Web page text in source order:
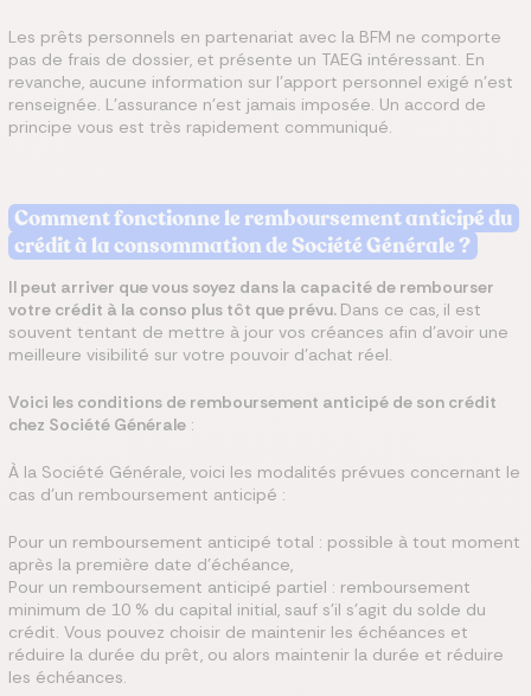
Les prêts personnels en partenariat avec la BFM ne comporte
pas de frais de dossier, et présente un TAEG intéressant. En
revanche, aucune information sur l’apport personnel exigé n’est
renseignée. L’assurance n’est jamais imposée. Un accord de
principe vous est très rapidement communiqué.
Comment fonctionne le remboursement anticipé du
crédit à la consommation de Société Générale ?
Il peut arriver que vous soyez dans la capacité de rembourser
votre crédit à la conso plus tôt que prévu. Dans ce cas, il est
souvent tentant de mettre à jour vos créances afin d’avoir une
meilleure visibilité sur votre pouvoir d’achat réel.
Voici les conditions de remboursement anticipé de son crédit
chez Société Générale :
À la Société Générale, voici les modalités prévues concernant le
cas d’un remboursement anticipé :
Pour un remboursement anticipé total : possible à tout moment
après la première date d’échéance,
Pour un remboursement anticipé partiel : remboursement
minimum de 10 % du capital initial, sauf s’il s’agit du solde du
crédit. Vous pouvez choisir de maintenir les échéances et
réduire la durée du prêt, ou alors maintenir la durée et réduire
les échéances.